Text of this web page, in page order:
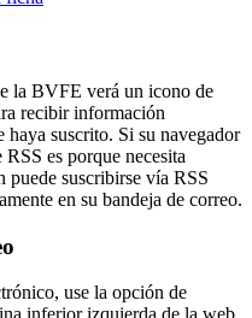
la BVFE verá un icono de
recibir información
haya suscrito. Si su navegador
es porque necesita
puede suscribirse vía RSS
en su bandeja de correo.
use la opción de